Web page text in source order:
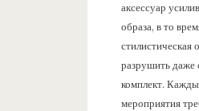
аксессуар
образа, в то
разрушить даже
комплект.
мероприятия